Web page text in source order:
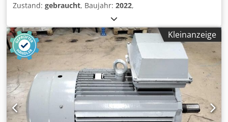
Zustand: gebraucht, Baujahr: 2022,
Kleinanzeige